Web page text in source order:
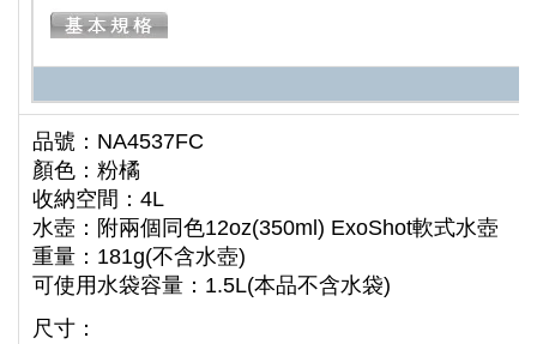
品號：NA4537FC
顏色：粉橘
收納空間：4L
水壺： 附兩個同色12oz(350ml) ExoShot軟式水壺
重量：181g(不含水壺)
可使用水袋容量：1.5L(本品不含水袋)
尺寸：